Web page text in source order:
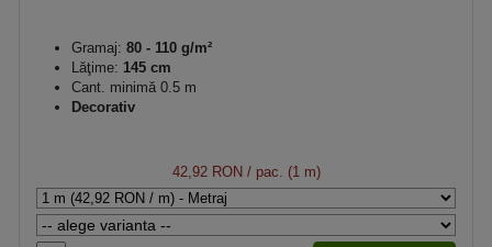
Gramaj: 80 - 110 g/m²
Lăţime: 145 cm
Cant. minimă 0.5 m
Decorativ
42,92 RON/ pac. (1 m)